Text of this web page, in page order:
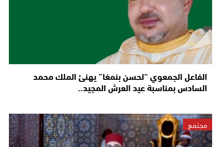
الفاعل الجمعوي “لحسن بنمغا” يهنئ الملك محمد
السادس بمناسبة عيد العرش المجيد..
مجتمع